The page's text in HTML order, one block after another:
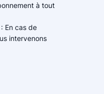
à tout
En cas de
intervenons